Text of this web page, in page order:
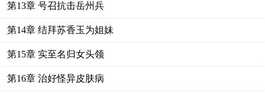
第13章 号召抗击岳州兵
第14章 结拜苏香玉为姐妹
第15章 实至名归女头领
第16章 治好怪异皮肤病